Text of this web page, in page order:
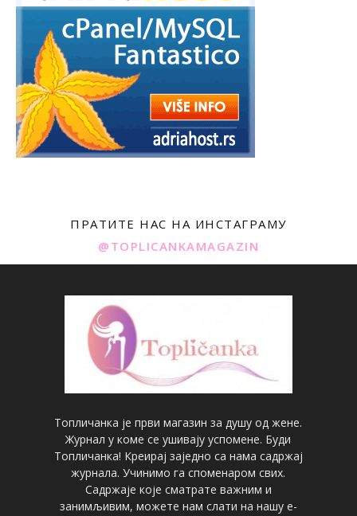
ПРАТИТЕ НАС НА ИНСТАГРАМУ
@TOPLICANKAMAGAZIN
Топличанка је први магазин за душу од жене.
Журнал у коме се ушивају успомене. Буди
Топличанка! Креирај заједно са нама садржај
журнала. Учинимо га споменаром свих.
Садржаје које сматрате важним и
занимљивим, можете нам слати на нашу е-